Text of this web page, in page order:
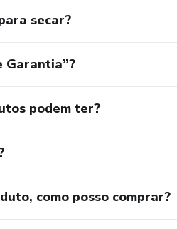
secar?
Garantia”?
podem ter?
como posso comprar?